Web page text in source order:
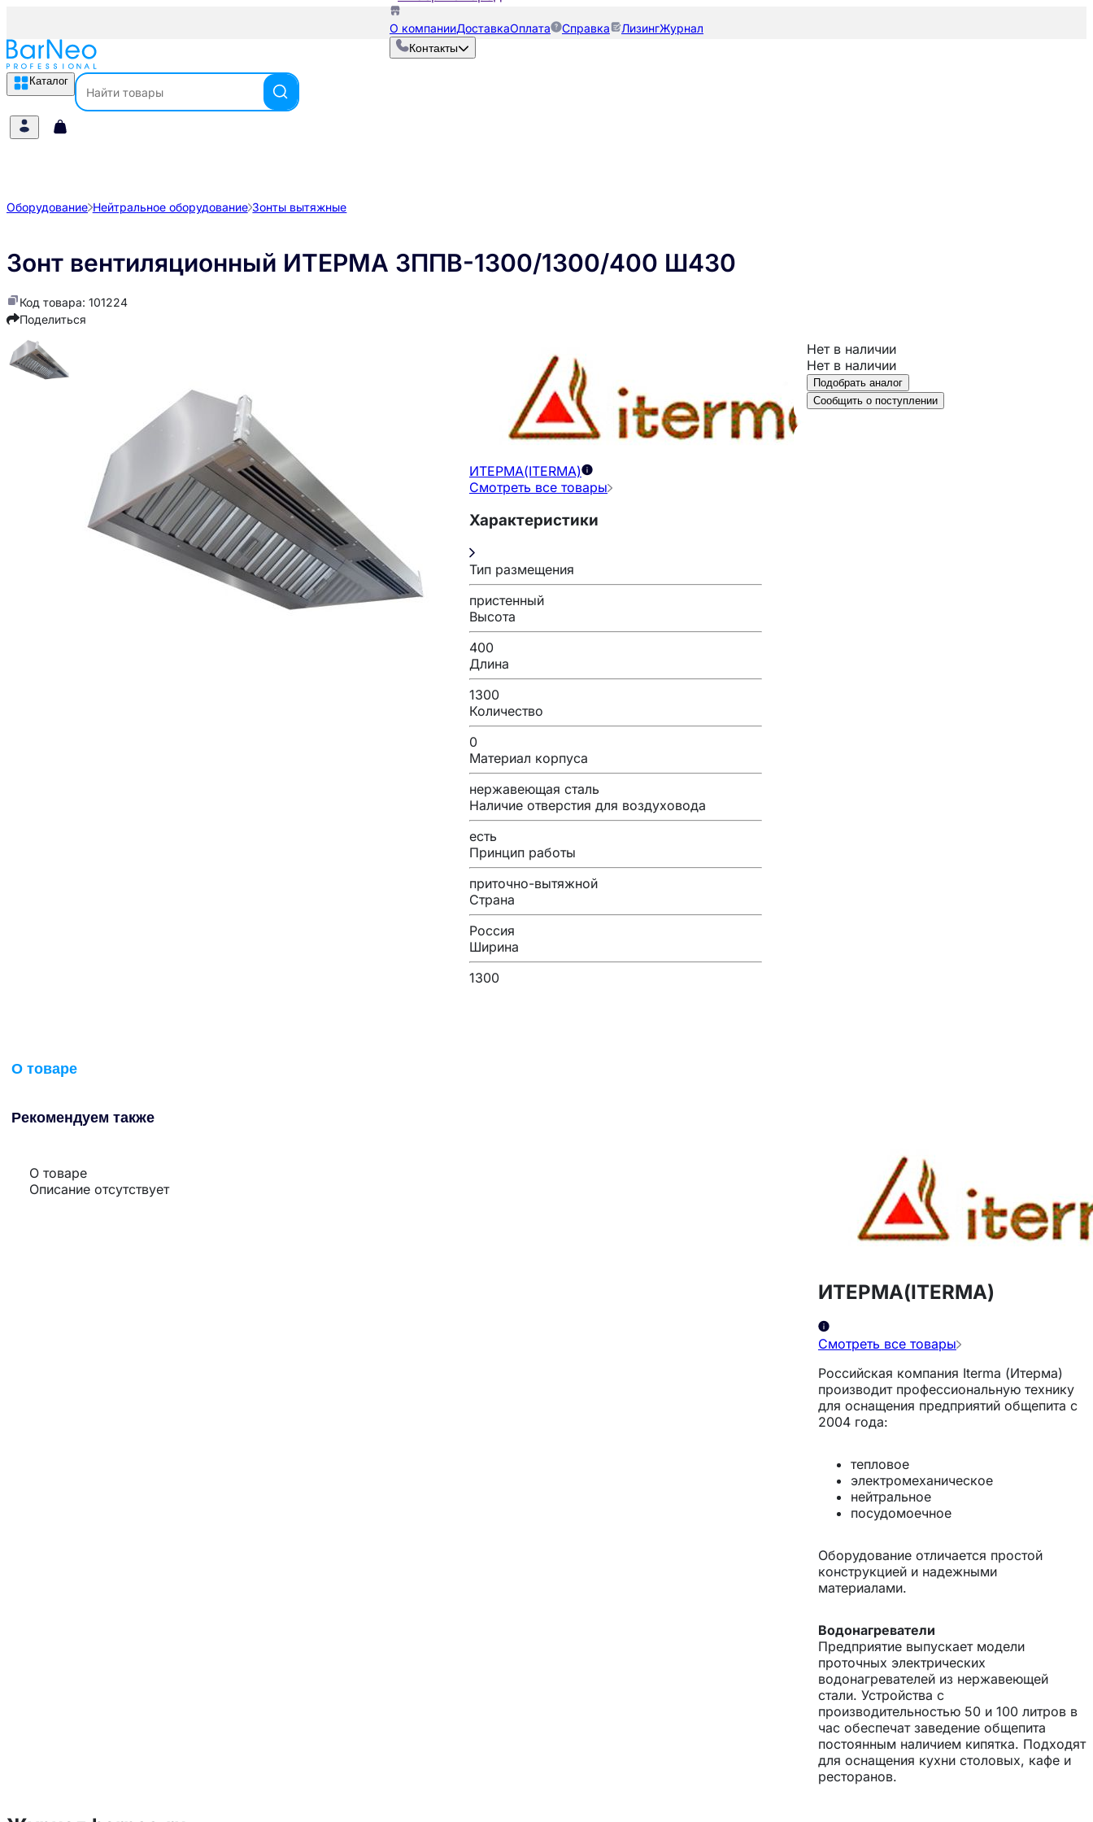
О компанииДоставкаОплата Справка ЛизингЖурнал
Контакты
Каталог
Оборудование Нейтральное оборудование Зонты вытяжные
Зонт вентиляционный ИТЕРМА ЗППВ-1300/1300/400 Ш430
Код товара: 101224
Поделиться
ИТЕРМА(ITERMA)
Смотреть все товары
Характеристики
Тип размещения
пристенный
Высота
400
Длина
1300
Количество
0
Материал корпуса
нержавеющая сталь
Наличие отверстия для воздуховода
есть
Принцип работы
приточно-вытяжной
Страна
Россия
Ширина
1300
Нет в наличии
Нет в наличии
Подобрать аналог
Сообщить о поступлении
О товаре
Рекомендуем также
О товаре
Описание отсутствует
ИТЕРМА(ITERMA)
Смотреть все товары
Российская компания Iterma (Итерма)
производит профессиональную технику
для оснащения предприятий общепита с
2004 года:
тепловое
электромеханическое
нейтральное
посудомоечное
Оборудование отличается простой
конструкцией и надежными
материалами.
Водонагреватели
Предприятие выпускает модели
проточных электрических
водонагревателей из нержавеющей
стали. Устройства с
производительностью 50 и 100 литров в
час обеспечат заведение общепита
постоянным наличием кипятка. Подходят
для оснащения кухни столовых, кафе и
ресторанов.